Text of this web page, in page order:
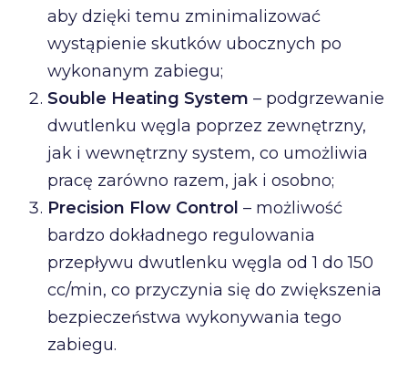
aby dzięki temu zminimalizować
wystąpienie skutków ubocznych po
wykonanym zabiegu;
Souble Heating System – podgrzewanie
dwutlenku węgla poprzez zewnętrzny,
jak i wewnętrzny system, co umożliwia
pracę zarówno razem, jak i osobno;
Precision Flow Control – możliwość
bardzo dokładnego regulowania
przepływu dwutlenku węgla od 1 do 150
cc/min, co przyczynia się do zwiększenia
bezpieczeństwa wykonywania tego
zabiegu.